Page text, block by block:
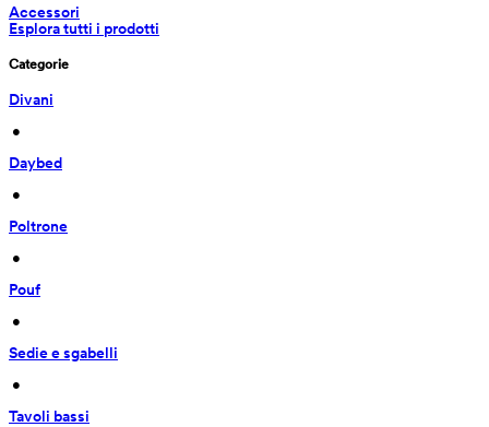
Accessori
Esplora tutti i prodotti
Categorie
Divani
•
Daybed
•
Poltrone
•
Pouf
•
Sedie e sgabelli
•
Tavoli bassi